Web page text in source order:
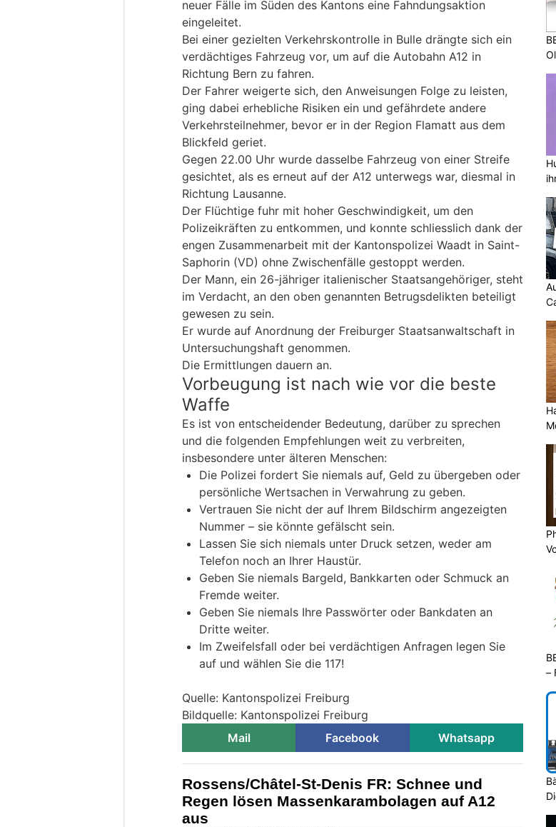
neuer Fälle im Süden des Kantons eine Fahndungsaktion
eingeleitet.
Bei einer gezielten Verkehrskontrolle in Bulle drängte sich ein
verdächtiges Fahrzeug vor, um auf die Autobahn A12 in
Richtung Bern zu fahren.
Der Fahrer weigerte sich, den Anweisungen Folge zu leisten,
ging dabei erhebliche Risiken ein und gefährdete andere
Verkehrsteilnehmer, bevor er in der Region Flamatt aus dem
Blickfeld geriet.
Gegen 22.00 Uhr wurde dasselbe Fahrzeug von einer Streife
gesichtet, als es erneut auf der A12 unterwegs war, diesmal in
Richtung Lausanne.
Der Flüchtige fuhr mit hoher Geschwindigkeit, um den
Polizeikräften zu entkommen, und konnte schliesslich dank der
engen Zusammenarbeit mit der Kantonspolizei Waadt in Saint-
Saphorin (VD) ohne Zwischenfälle gestoppt werden.
Der Mann, ein 26-jähriger italienischer Staatsangehöriger, steht
im Verdacht, an den oben genannten Betrugsdelikten beteiligt
gewesen zu sein.
Er wurde auf Anordnung der Freiburger Staatsanwaltschaft in
Untersuchungshaft genommen.
Die Ermittlungen dauern an.
Vorbeugung ist nach wie vor die beste
Waffe
Es ist von entscheidender Bedeutung, darüber zu sprechen
und die folgenden Empfehlungen weit zu verbreiten,
insbesondere unter älteren Menschen:
Die Polizei fordert Sie niemals auf, Geld zu übergeben oder
persönliche Wertsachen in Verwahrung zu geben.
Vertrauen Sie nicht der auf Ihrem Bildschirm angezeigten
Nummer – sie könnte gefälscht sein.
Lassen Sie sich niemals unter Druck setzen, weder am
Telefon noch an Ihrer Haustür.
Geben Sie niemals Bargeld, Bankkarten oder Schmuck an
Fremde weiter.
Geben Sie niemals Ihre Passwörter oder Bankdaten an
Dritte weiter.
Im Zweifelsfall oder bei verdächtigen Anfragen legen Sie
auf und wählen Sie die 117!
Quelle: Kantonspolizei Freiburg
Bildquelle: Kantonspolizei Freiburg
Mail
Facebook Whatsapp
Rossens/Châtel-St-Denis FR: Schnee und
Regen lösen Massenkarambolagen auf A12
aus
–